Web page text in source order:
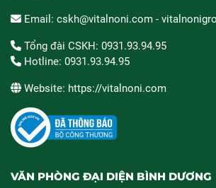
Email: cskh@vitalnoni.com -
Tổng đài CSKH: 0931.93.94.95
Hotline: 0931.93.94.95
Website: https://vitalnoni.com
VĂN PHÒNG ĐẠI DIỆN BÌNH DƯƠNG